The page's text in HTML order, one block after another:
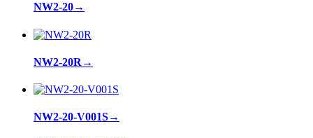
NW2-20→
NW2-20R →
NW2-20-V001S→